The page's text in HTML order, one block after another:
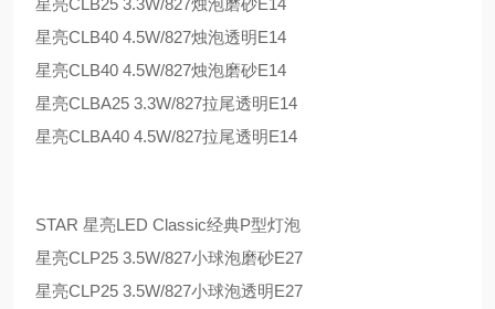
星亮CLB25 3.3W/827烛泡磨砂E14
星亮CLB40 4.5W/827烛泡透明E14
星亮CLB40 4.5W/827烛泡磨砂E14
星亮CLBA25 3.3W/827拉尾透明E14
星亮CLBA40 4.5W/827拉尾透明E14
STAR 星亮LED Classic经典P型灯泡
星亮CLP25 3.5W/827小球泡磨砂E27
星亮CLP25 3.5W/827小球泡透明E27